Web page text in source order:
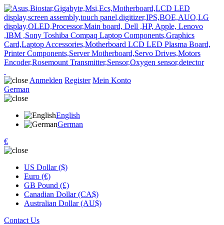
Anmelden Register Mein Konto
German
English
German
€
US Dollar ($)
Euro (€)
GB Pound (£)
Canadian Dollar (CA$)
Australian Dollar (AU$)
Contact Us